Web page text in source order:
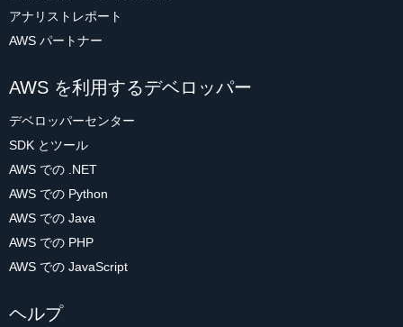
アナリストレポート
AWS パートナー
AWS を利用するデベロッパー
デベロッパーセンター
SDK とツール
AWS での .NET
AWS での Python
AWS での Java
AWS での PHP
AWS での JavaScript
ヘルプ